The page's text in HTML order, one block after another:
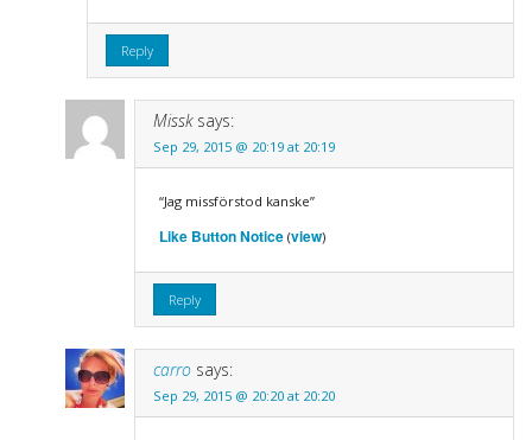
Reply
Missk says:
Sep 29, 2015 @ 20:19 at 20:19
“Jag missförstod kanske”
Like Button Notice(view)
Reply
carro says:
Sep 29, 2015 @ 20:20 at 20:20